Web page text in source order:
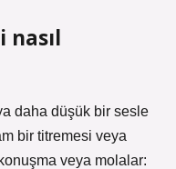
nasıl
daha düşük bir sesle
bir titremesi veya
veya molalar: